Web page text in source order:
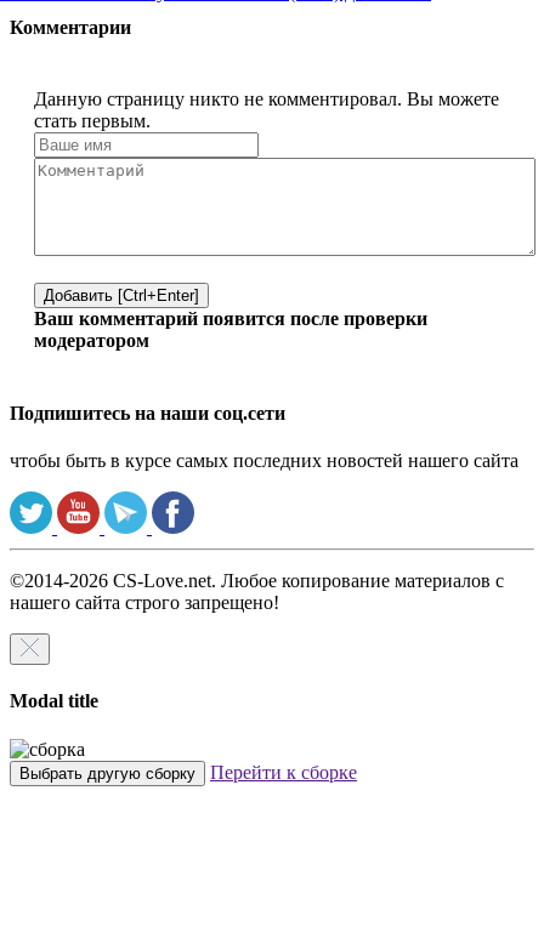
Комментарии
Данную страницу никто не комментировал. Вы можете
стать первым.
Добавить [Ctrl+Enter]
Ваш комментарий появится после проверки
модератором
Подпишитесь на наши соц.сети
чтобы быть в курсе самых последних новостей нашего сайта
©2014-2026 CS-Love.net. Любое копирование материалов с
нашего сайта строго запрещено!
Modal title
Выбрать другую сборку Перейти к сборке